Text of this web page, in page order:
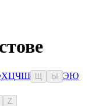
ХЦЧШ Ы ЭЮ
Z